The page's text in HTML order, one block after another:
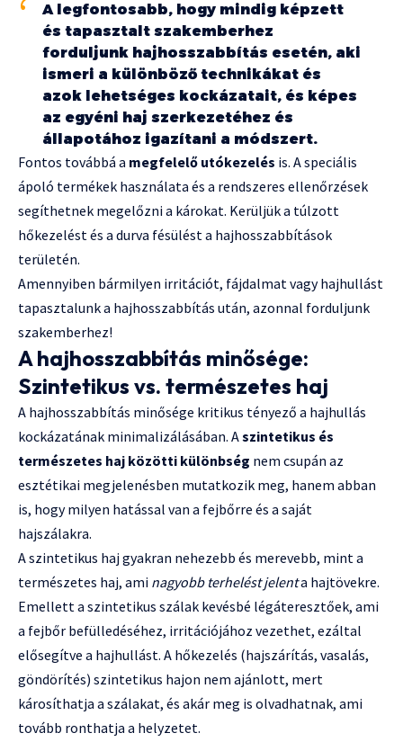
A legfontosabb, hogy mindig képzett
és tapasztalt szakemberhez
forduljunk hajhosszabbítás esetén, aki
ismeri a különböző technikákat és
azok lehetséges kockázatait, és képes
az egyéni haj szerkezetéhez és
állapotához igazítani a módszert.
Fontos továbbá a megfelelő utókezelés is. A speciális
ápoló termékek használata és a rendszeres ellenőrzések
segíthetnek megelőzni a károkat. Kerüljük a túlzott
hőkezelést és a durva fésülést a hajhosszabbítások
területén.
Amennyiben bármilyen irritációt, fájdalmat vagy hajhullást
tapasztalunk a hajhosszabbítás után, azonnal forduljunk
szakemberhez!
A hajhosszabbítás minősége:
Szintetikus vs. természetes haj
A hajhosszabbítás minősége kritikus tényező a hajhullás
kockázatának minimalizálásában. Aszintetikus és
természetes haj közötti különbség nem csupán az
esztétikai megjelenésben mutatkozik meg, hanem abban
is, hogy milyen hatással van a fejbőrre és a saját
hajszálakra.
A szintetikus haj gyakran nehezebb és merevebb, mint a
természetes haj, ami nagyobb terhelést jelenta hajtövekre.
Emellett a szintetikus szálak kevésbé légáteresztőek, ami
a fejbőr befülledéséhez, irritációjához vezethet, ezáltal
elősegítve a hajhullást. A hőkezelés (hajszárítás, vasalás,
göndörítés) szintetikus hajon nem ajánlott, mert
károsíthatja a szálakat, és akár meg is olvadhatnak, ami
tovább ronthatja a helyzetet.